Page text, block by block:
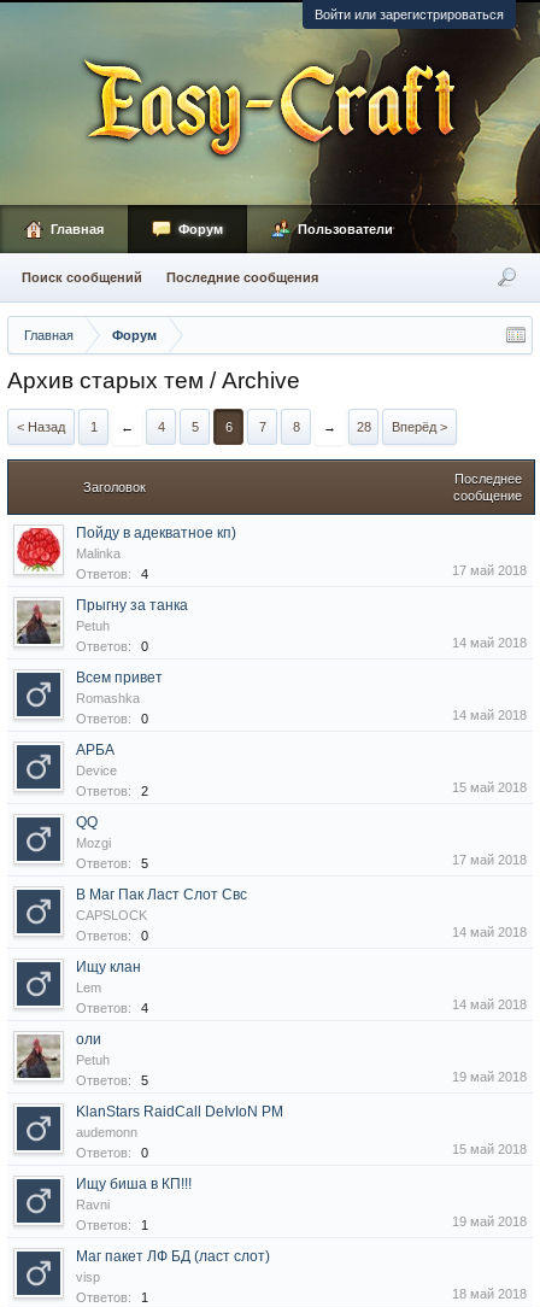
Войти или зарегистрироваться
Главная Форум
Архив старых тем / Archive
< Назад 1 ← 4 5 6 7 8 → 28 Вперёд >
Заголовок
Последнее
сообщение
Пойду в адекватное кп)
Malinka
Ответов:
4 17 май 2018
Прыгну за танка
Petuh
Ответов:
0 14 май 2018
Всем привет
Romashka
Ответов:
0 14 май 2018
АРБА
Device
Ответов:
2 15 май 2018
QQ
Mozgi
Ответов:
5 17 май 2018
В Маг Пак Ласт Слот Свс
CAPSLOCK
Ответов:
0 14 май 2018
Ищу клан
Lem
Ответов:
4 14 май 2018
оли
Petuh
Ответов:
5 19 май 2018
KlanStars RaidCall DeIvIoN PM
audemonn
Ответов:
0 15 май 2018
Ищу биша в КП!!!
Ravni
Ответов:
1 19 май 2018
Маг пакет ЛФ БД (ласт слот)
visp
Ответов:
1 18 май 2018
Главная Форум
Поиск сообщений Последние сообщения
Пользователи